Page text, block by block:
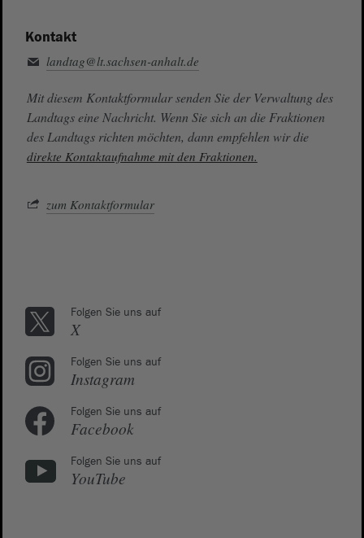
Kontakt
landtag@lt.sachsen-anhalt.de
Mit diesem Kontaktformular senden Sie der Verwaltung des
Landtags eine Nachricht. Wenn Sie sich an die Fraktionen
des Landtags richten möchten, dann empfehlen wir die
direkte Kontaktaufnahme mit den Fraktionen.
zum Kontaktformular
Folgen Sie uns auf
X
Folgen Sie uns auf
Instagram
Folgen Sie uns auf
Facebook
Folgen Sie uns auf
YouTube